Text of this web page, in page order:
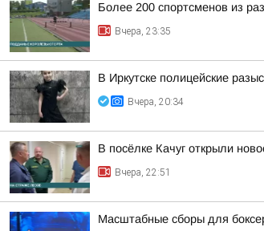
Более 200 спортсменов из
Вчера, 23:35
В Иркутске полицейские
Вчера, 20:34
В посёлке Качуг открыли
Вчера, 22:51
Масштабные сборы для